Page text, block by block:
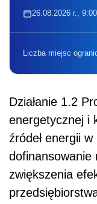
26.08.2026 r.,
Liczba miejsc
Działanie 1.2
energetycznej i
źródeł energii
dofinansowanie
zwiększenia